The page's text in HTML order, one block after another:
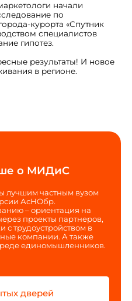
начали
по
курорта «Спутник
специалистов
гипотез.
результаты! И новое
в регионе.
о МИДиС
лучшим частным вузом
АсНОбр.
– ориентация на
проекты партнеров,
с трудоустройством в
компании. А также
единомышленников.
дверей